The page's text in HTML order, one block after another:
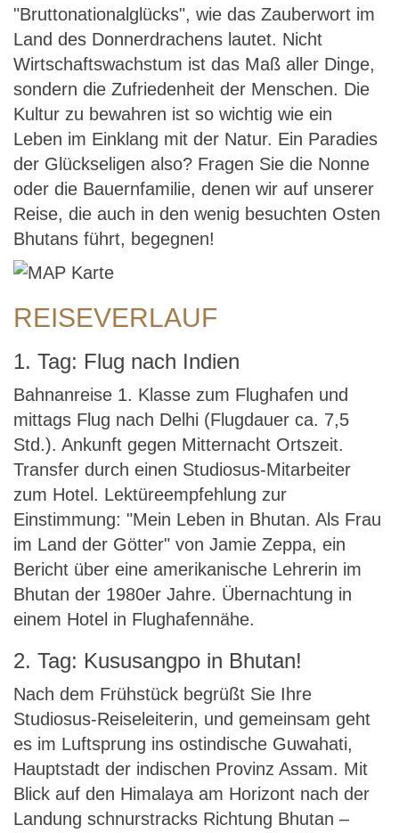
"Bruttonationalglücks", wie das Zauberwort im
Land des Donnerdrachens lautet. Nicht
Wirtschaftswachstum ist das Maß aller Dinge,
sondern die Zufriedenheit der Menschen. Die
Kultur zu bewahren ist so wichtig wie ein
Leben im Einklang mit der Natur. Ein Paradies
der Glückseligen also? Fragen Sie die Nonne
oder die Bauernfamilie, denen wir auf unserer
Reise, die auch in den wenig besuchten Osten
Bhutans führt, begegnen!
REISEVERLAUF
1. Tag: Flug nach Indien
Bahnanreise 1. Klasse zum Flughafen und
mittags Flug nach Delhi (Flugdauer ca. 7,5
Std.). Ankunft gegen Mitternacht Ortszeit.
Transfer durch einen Studiosus-Mitarbeiter
zum Hotel. Lektüreempfehlung zur
Einstimmung: "Mein Leben in Bhutan. Als Frau
im Land der Götter" von Jamie Zeppa, ein
Bericht über eine amerikanische Lehrerin im
Bhutan der 1980er Jahre. Übernachtung in
einem Hotel in Flughafennähe.
2. Tag: Kususangpo in Bhutan!
Nach dem Frühstück begrüßt Sie Ihre
Studiosus-Reiseleiterin, und gemeinsam geht
es im Luftsprung ins ostindische Guwahati,
Hauptstadt der indischen Provinz Assam. Mit
Blick auf den Himalaya am Horizont nach der
Landung schnurstracks Richtung Bhutan –